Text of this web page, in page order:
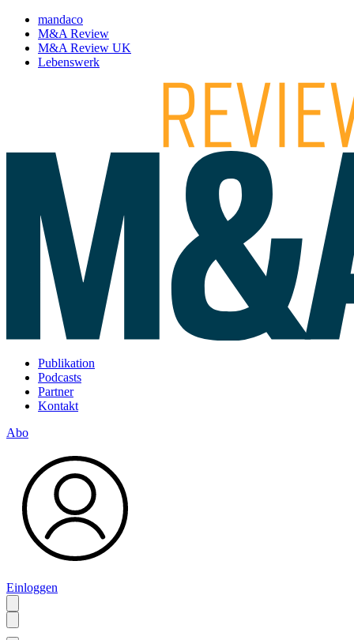
mandaco
M&A Review
M&A Review UK
Lebenswerk
Publikation
Podcasts
Partner
Kontakt
Abo
Einloggen